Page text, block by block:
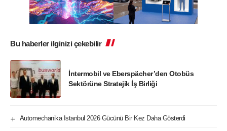
Bu haberler ilginizi çekebilir
İntermobil ve Eberspächer’den Otobüs
Sektörüne Stratejik İş Birliği
Automechanika Istanbul 2026 Gücünü Bir Kez Daha Gösterdi